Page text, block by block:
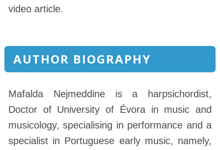
video article.
AUTHOR BIOGRAPHY
Mafalda Nejmeddine is a harpsichordist,
Doctor of University of Évora in music and
musicology, specialising in performance and a
specialist in Portuguese early music, namely,